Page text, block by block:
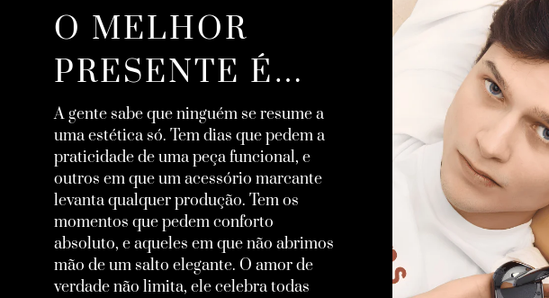
O MELHOR
PRESENTE É…
A gente sabe que ninguém se resume a
uma estética só. Tem dias que pedem a
praticidade de uma peça funcional, e
outros em que um acessório marcante
levanta qualquer produção. Tem os
momentos que pedem conforto
absoluto, e aqueles em que não abrimos
mão de um salto elegante. O amor de
verdade não limita, ele celebra todas